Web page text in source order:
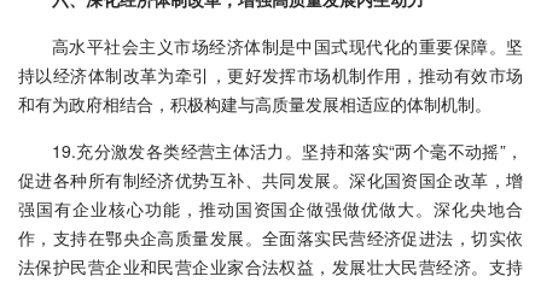
高水平社会主义市场经济体制是中国式现代化的重要保障。坚
持以经济体制改革为牵引，更好发挥市场机制作用，推动有效市场
和有为政府相结合，积极构建与高质量发展相适应的体制机制。
19.充分激发各类经营主体活力。坚持和落实“两个毫不动摇”，
促进各种所有制经济优势互补、共同发展。深化国资国企改革，增
强国有企业核心功能，推动国资国企做强做优做大。深化央地合
作，支持在鄂央企高质量发展。全面落实民营经济促进法，切实依
法保护民营企业和民营企业家合法权益，发展壮大民营经济。支持